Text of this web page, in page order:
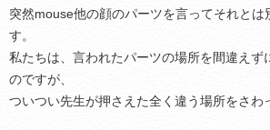
突然mouse他の顔のパーツを言ってそれとは
す。
私たちは、言われたパーツの場所を間違え
のですが、
ついつい先生が押さえた全く違う場所をさわ